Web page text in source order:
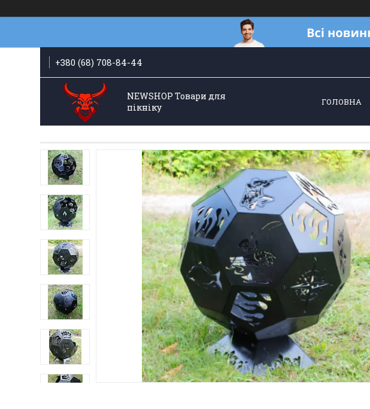
+380 (68) 708-84-44
NEWSHOP Товари для
пікніку
ГОЛОВНА